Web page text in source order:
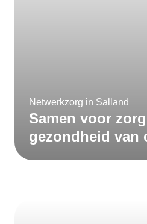
Netwerkzorg in Salland
Samen voor
gezondheid van